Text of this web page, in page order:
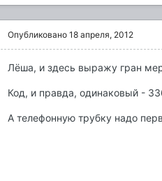
Опубликовано 18 апреля, 2012
Лёша, и здесь выражу гран
Код, и правда, одинаковый -
А телефонную трубку надо